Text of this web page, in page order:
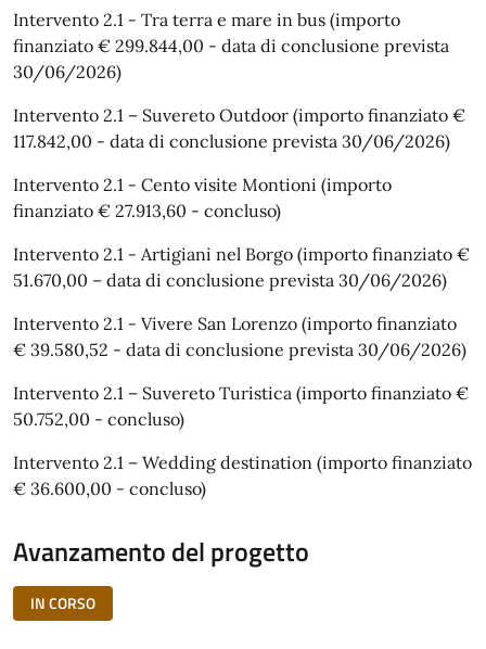
Intervento 2.1 - Tra terra e mare in bus (importo
finanziato € 299.844,00 - data di conclusione prevista
30/06/2026)
Intervento 2.1 – Suvereto Outdoor (importo finanziato €
117.842,00 - data di conclusione prevista 30/06/2026)
Intervento 2.1 - Cento visite Montioni (importo
finanziato € 27.913,60 - concluso)
Intervento 2.1 - Artigiani nel Borgo (importo finanziato €
51.670,00 – data di conclusione prevista 30/06/2026)
Intervento 2.1 - Vivere San Lorenzo (importo finanziato
€ 39.580,52 - data di conclusione prevista 30/06/2026)
Intervento 2.1 – Suvereto Turistica (importo finanziato €
50.752,00 - concluso)
Intervento 2.1 – Wedding destination (importo finanziato
€ 36.600,00 - concluso)
Avanzamento del progetto
IN CORSO